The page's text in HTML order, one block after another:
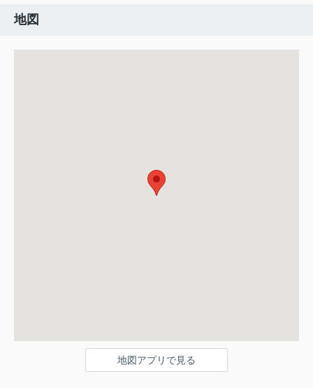
地図
地図アプリで見る